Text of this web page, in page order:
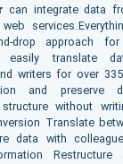
can integrate data
drop approach
easily translate
writers for over
and preserve
without
Translate
data with